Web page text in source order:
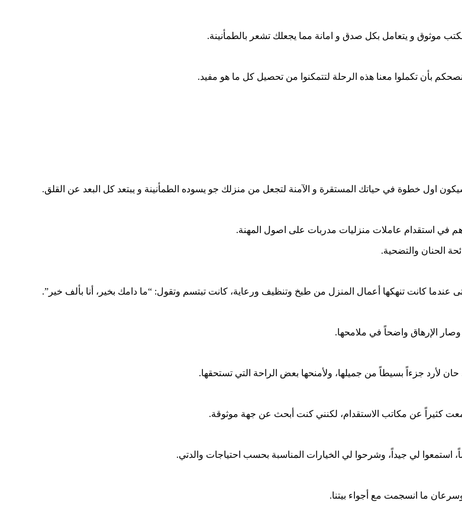
موثوق و يتعامل بكل صدق و امانة مما يجعلك تشعر بالطمأنينة.
بأن تكملوا معنا هذه الرحلة لتتمكنوا من تحصيل كل ما هو مفيد.
اول خطوة في حياتك المستقرة و الآمنة لتجعل من منزلك جو يسوده الطمأنينة و يبتعد كل البعد عن القلق.
في استقدام عاملات منزليات مدربات على اصول المهنة.
الحنان والتضحية.
كانت تنهكها أعمال المنزل من طبخ وتنظيف ورعاية، كانت تبتسم وتقول: “ما دامك بخير، أنا بألف خير”.
الإرهاق واضحاً في ملامحها.
لأرد جزءاً بسيطاً من جميلها، ولأمنحها بعض الراحة التي تستحقها.
كثيراً عن مكاتب الاستقدام، لكنني كنت أبحث عن جهة موثوقة.
لي جيداً، وشرحوا لي الخيارات المناسبة بحسب احتياجات والدتي.
ما انسجمت مع أجواء بيتنا.